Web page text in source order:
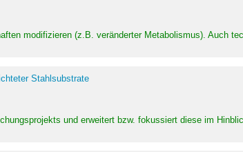
modifizieren (z.B. veränderter Metabolismus). Auch
Stahlsubstrate
und erweitert bzw. fokussiert diese im